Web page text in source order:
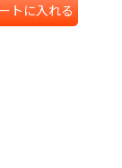
トに入れる